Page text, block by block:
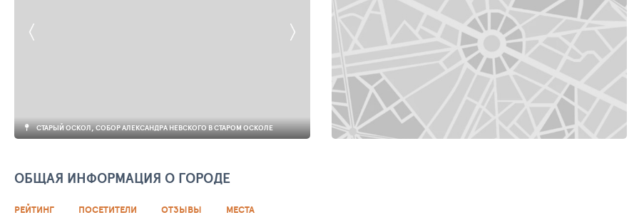
СТАРЫЙ ОСКОЛ, СОБОР АЛЕКСАНДРА НЕВСКОГО В СТАРОМ ОСКОЛЕ СТАРЫЙ ОСКОЛ, СОБОР АЛЕКСАНДРА НЕВСКОГО В СТАРОМ ОСКОЛЕ
ОБЩАЯ ИНФОРМАЦИЯ О ГОРОДЕ
РЕЙТИНГ ПОСЕТИТЕЛИ ОТЗЫВЫ МЕСТА